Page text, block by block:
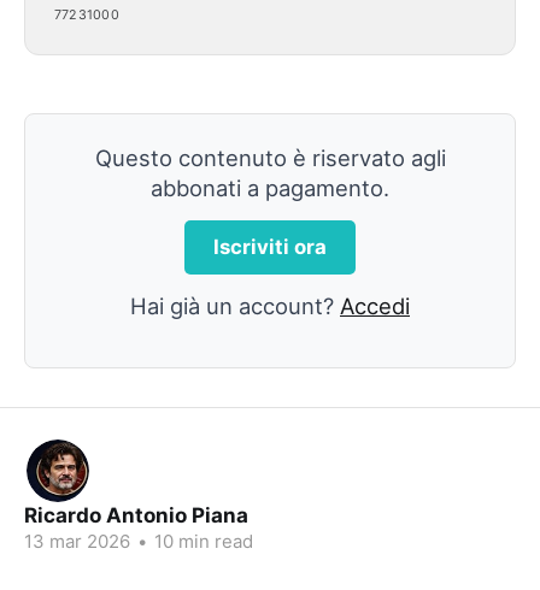
77231000
Questo contenuto è riservato agli
abbonati a pagamento.
Iscriviti ora
Hai già un account? Accedi
Ricardo Antonio Piana
13 mar 2026 • 10 min read